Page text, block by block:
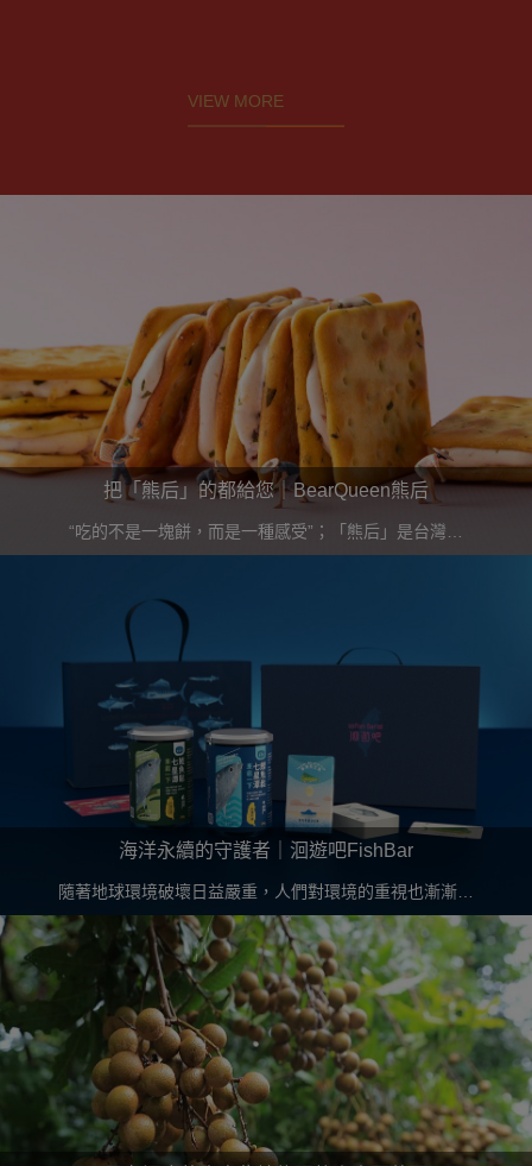
VIEW MORE
把「熊后」的都給您｜BearQueen熊后
“吃的不是一塊餅，而是一種感受”；「熊后」是台灣話
─「最好的」諧音，如字所意，純粹真誠、真心想表達給
海洋永續的守護者｜洄遊吧FishBar
隨著地球環境破壞日益嚴重，人們對環境的重視也漸漸提
高，環境永續亦是其課題之一；"洄遊吧fishbar"將海洋永
續帶上餐桌，從日常生活出發，一起守護生命的洄遊。